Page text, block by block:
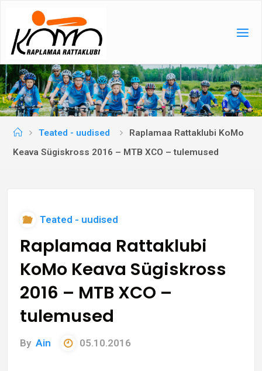
content
HomeTeated - uudised
Raplamaa Rattaklubi KoMo
Keava Sügiskross 2016 – MTB XCO – tulemused
Teated - uudised
Raplamaa Rattaklubi
KoMo Keava Sügiskross
2016 – MTB XCO –
tulemused
By Ain 05.10.2016